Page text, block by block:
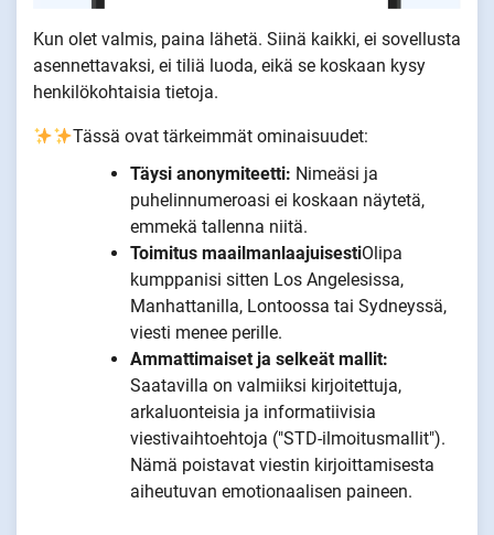
Kun olet valmis, paina lähetä. Siinä kaikki, ei sovellusta
asennettavaksi, ei tiliä luoda, eikä se koskaan kysy
henkilökohtaisia tietoja.
Tässä ovat tärkeimmät ominaisuudet:
Täysi anonymiteetti: Nimeäsi ja
puhelinnumeroasi ei koskaan näytetä,
emmekä tallenna niitä.
Toimitus maailmanlaajuisestiOlipa
kumppanisi sitten Los Angelesissa,
Manhattanilla, Lontoossa tai Sydneyssä,
viesti menee perille.
Ammattimaiset ja selkeät mallit:
Saatavilla on valmiiksi kirjoitettuja,
arkaluonteisia ja informatiivisia
viestivaihtoehtoja ("STD-ilmoitusmallit").
Nämä poistavat viestin kirjoittamisesta
aiheutuvan emotionaalisen paineen.